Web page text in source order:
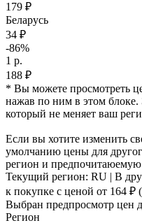
179 ₽
Беларусь
34 ₽
-86%
1 р.
188 ₽
* Вы можете просмотреть
нажав по ним в этом блоке.
который не меняет ваш
Если вы хотите изменить
умолчанию цены для
регион и предпочитаюемую
Текущий регион: RU | В
к покупке с ценой от 164 ₽
Выбран предпросмотр цен
Регион